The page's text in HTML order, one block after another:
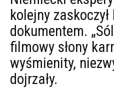
kolejny
dokumentem.
filmowy słony
wyśmienity,
dojrzały.